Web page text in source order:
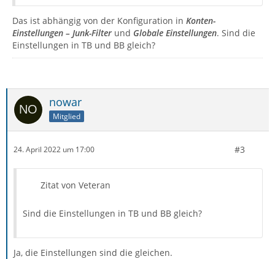
Das ist abhängig von der Konfiguration in Konten-
Einstellungen – Junk-Filter und Globale Einstellungen. Sind die
Einstellungen in TB und BB gleich?
nowar
Mitglied
24. April 2022 um 17:00 #3
Zitat von Veteran
Sind die Einstellungen in TB und BB gleich?
Ja, die Einstellungen sind die gleichen.